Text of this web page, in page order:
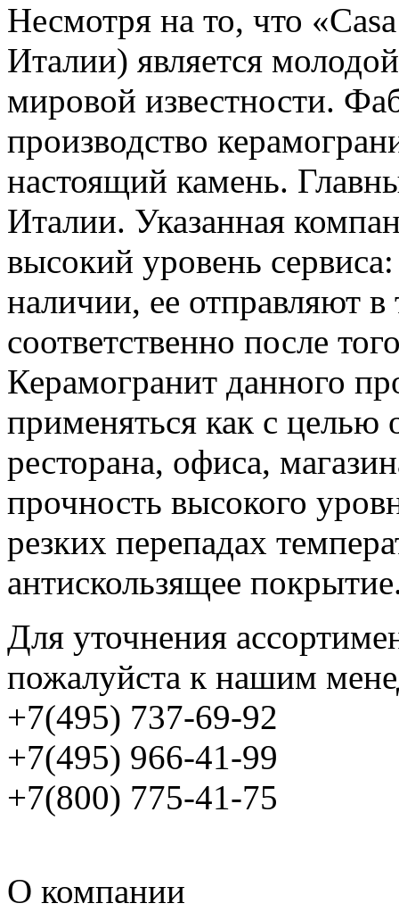
Несмотря на то, что
Италии) является
мировой известности.
производство
настоящий камень.
Италии. Указанная
высокий уровень
наличии, ее отправляют в
соответственно после
Керамогранит данного
применяться как с
ресторана, офиса,
прочность высокого
резких перепадах
антискользящее
Для уточнения
пожалуйста к нашим
+7(495) 737-69-92
+7(495) 966-41-99
+7(800) 775-41-75
О компании